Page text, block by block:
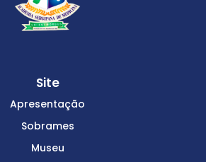
Site
Apresentação
Sobrames
Museu